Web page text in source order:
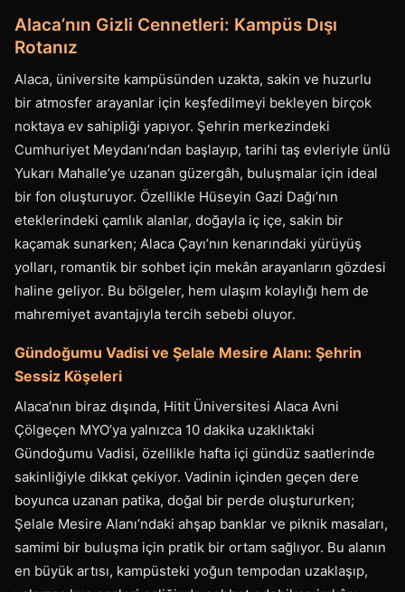
Alaca’nın Gizli Cennetleri: Kampüs Dışı
Rotanız
Alaca, üniversite kampüsünden uzakta, sakin ve huzurlu
bir atmosfer arayanlar için keşfedilmeyi bekleyen birçok
noktaya ev sahipliği yapıyor. Şehrin merkezindeki
Cumhuriyet Meydanı’ndan başlayıp, tarihi taş evleriyle ünlü
Yukarı Mahalle’ye uzanan güzergâh, buluşmalar için ideal
bir fon oluşturuyor. Özellikle Hüseyin Gazi Dağı’nın
eteklerindeki çamlık alanlar, doğayla iç içe, sakin bir
kaçamak sunarken; Alaca Çayı’nın kenarındaki yürüyüş
yolları, romantik bir sohbet için mekân arayanların gözdesi
haline geliyor. Bu bölgeler, hem ulaşım kolaylığı hem de
mahremiyet avantajıyla tercih sebebi oluyor.
Gündoğumu Vadisi ve Şelale Mesire Alanı: Şehrin
Sessiz Köşeleri
Alaca’nın biraz dışında, Hitit Üniversitesi Alaca Avni
Çölgeçen MYO’ya yalnızca 10 dakika uzaklıktaki
Gündoğumu Vadisi, özellikle hafta içi gündüz saatlerinde
sakinliğiyle dikkat çekiyor. Vadinin içinden geçen dere
boyunca uzanan patika, doğal bir perde oluştururken;
Şelale Mesire Alanı’ndaki ahşap banklar ve piknik masaları,
samimi bir buluşma için pratik bir ortam sağlıyor. Bu alanın
en büyük artısı, kampüsteki yoğun tempodan uzaklaşıp,